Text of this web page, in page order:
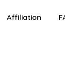
Affiliation